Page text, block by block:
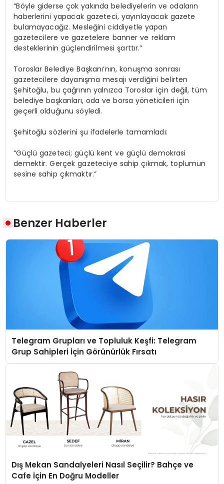
“Böyle giderse çok yakında belediyelerin ve odaların
haberlerini yapacak gazeteci, yayınlayacak gazete
bulamayacağız. Mesleğini ciddiyetle yapan
gazetecilere ve gazetelere banner ve reklam
desteklerinin güçlendirilmesi şarttır.”
Toroslar Belediye Başkanı’nın, konuşma sonrası
gazetecilere dayanışma mesajı verdiğini belirten
Şehitoğlu, bu çağrının yalnızca Toroslar için değil, tüm
belediye başkanları, oda ve borsa yöneticileri için
geçerli olduğunu söyledi.
Şehitoğlu sözlerini şu ifadelerle tamamladı:
“Güçlü gazeteci; güçlü kent ve güçlü demokrasi
demektir. Gerçek gazeteciye sahip çıkmak, toplumun
sesine sahip çıkmaktır.”
Benzer Haberler
Telegram Grupları ve Topluluk Keşfi: Telegram
Grup Sahipleri İçin Görünürlük Fırsatı
Dış Mekan Sandalyeleri Nasıl Seçilir? Bahçe ve
Cafe İçin En Doğru Modeller